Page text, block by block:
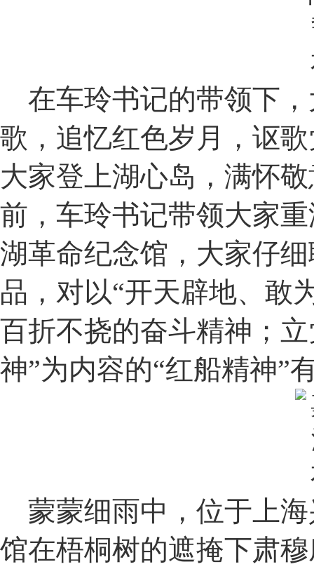
在车玲书记的带领下
歌，追忆红色岁月，讴
大家登上湖心岛，满怀
前，车玲书记带领大家
湖革命纪念馆，大家仔
品，对以“开天辟地、敢
百折不挠的奋斗精神；
神”为内容的“红船精神”
蒙蒙细雨中，位于上
馆在梧桐树的遮掩下肃